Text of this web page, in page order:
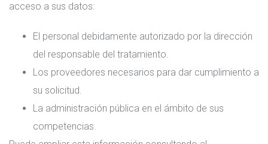
acceso a sus datos:
El personal debidamente autorizado por la dirección
del responsable del tratamiento.
Los proveedores necesarios para dar cumplimiento a
su solicitud.
La administración pública en el ámbito de sus
competencias.